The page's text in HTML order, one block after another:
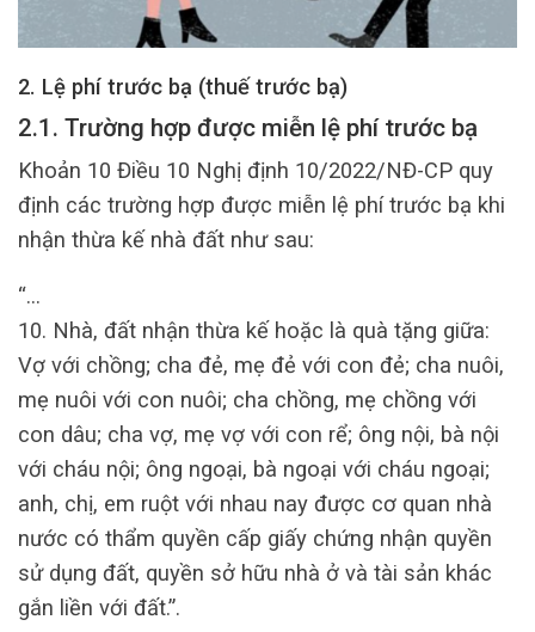
2. Lệ phí trước bạ (thuế trước bạ)
2.1. Trường hợp được miễn lệ phí trước bạ
Khoản 10 Điều 10 Nghị định 10/2022/NĐ-CP quy
định các trường hợp được miễn lệ phí trước bạ khi
nhận thừa kế nhà đất như sau:
“…
10. Nhà, đất nhận thừa kế hoặc là quà tặng giữa:
Vợ với chồng; cha đẻ, mẹ đẻ với con đẻ; cha nuôi,
mẹ nuôi với con nuôi; cha chồng, mẹ chồng với
con dâu; cha vợ, mẹ vợ với con rể; ông nội, bà nội
với cháu nội; ông ngoại, bà ngoại với cháu ngoại;
anh, chị, em ruột với nhau nay được cơ quan nhà
nước có thẩm quyền cấp giấy chứng nhận quyền
sử dụng đất, quyền sở hữu nhà ở và tài sản khác
gắn liền với đất.”.